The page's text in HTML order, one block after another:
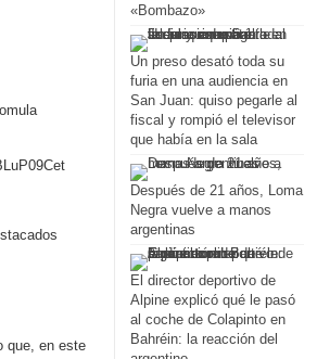
que, en este
«Bombazo»
Un preso desató toda su
furia en una audiencia en
San Juan: quiso pegarle al
fiscal y rompió el televisor
que había en la sala
Después de 21 años, Loma
Negra vuelve a manos
argentinas
El director deportivo de
Alpine explicó qué le pasó
al coche de Colapinto en
Bahréin: la reacción del